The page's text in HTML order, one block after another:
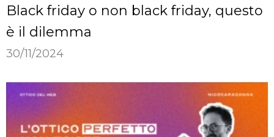
Black friday o non black friday, questo
è il dilemma
30/11/2024